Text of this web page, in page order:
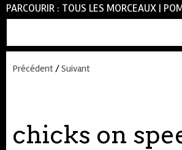
PARCOURIR : TOUS LES MORCEAUX |
Précédent/Suivant
chicks on